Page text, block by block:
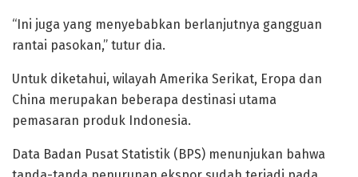
“Ini juga yang menyebabkan berlanjutnya gangguan
rantai pasokan,” tutur dia.
Untuk diketahui, wilayah Amerika Serikat, Eropa dan
China merupakan beberapa destinasi utama
pemasaran produk Indonesia.
Data Badan Pusat Statistik (BPS) menunjukan bahwa